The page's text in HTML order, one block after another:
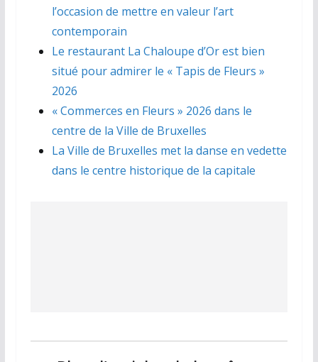
l’occasion de mettre en valeur l’art
contemporain
Le restaurant La Chaloupe d’Or est bien
situé pour admirer le « Tapis de Fleurs »
2026
« Commerces en Fleurs » 2026 dans le
centre de la Ville de Bruxelles
La Ville de Bruxelles met la danse en vedette
dans le centre historique de la capitale